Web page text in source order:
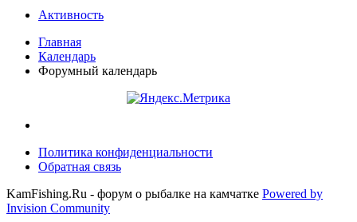
Активность
Главная
Календарь
Форумный календарь
Политика конфиденциальности
Обратная связь
KamFishing.Ru - форум о рыбалке на камчатке Powered by
Invision Community